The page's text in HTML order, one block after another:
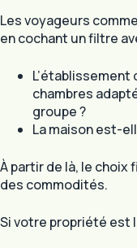
Les voyageurs
en cochant un filtre
L’établissement
chambres
groupe ?
La maison est-
À partir de là, le
des commodités.
Si votre propriété est